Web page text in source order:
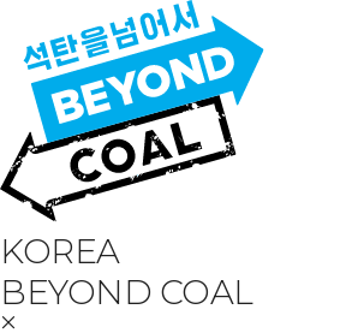
KOREA
BEYOND COAL